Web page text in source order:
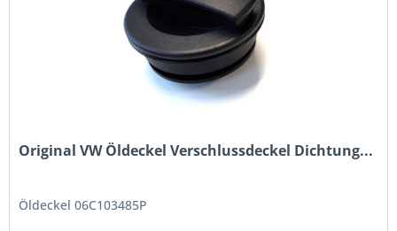
Original VW Öldeckel Verschlussdeckel Dichtung...
Öldeckel 06C103485P